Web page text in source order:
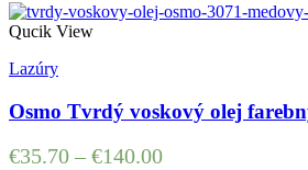
Qucik View
Lazúry
Osmo Tvrdý voskový olej
€35.70 – €140.00